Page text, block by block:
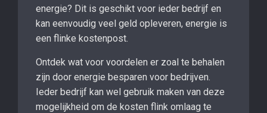
energie? Dit is geschikt voor ieder bedrijf en
kan eenvoudig veel geld opleveren, energie is
een flinke kostenpost.
Ontdek wat voor voordelen er zoal te behalen
zijn door energie besparen voor bedrijven.
Ieder bedrijf kan wel gebruik maken van deze
mogelijkheid om de kosten flink omlaag te